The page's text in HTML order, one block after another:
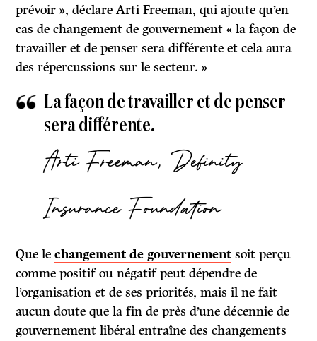
prévoir », déclare Arti Freeman, qui ajoute qu’en
cas de changement de gouvernement « la façon de
travailler et de penser sera différente et cela aura
des répercussions sur le secteur. »
La façon de travailler et de penser
sera différente.
Arti Freeman, Definity
Insurance Foundation
Que lechangement de gouvernement soit perçu
comme positif ou négatif peut dépendre de
l’organisation et de ses priorités, mais il ne fait
aucun doute que la fin de près d’une décennie de
gouvernement libéral entraîne des changements